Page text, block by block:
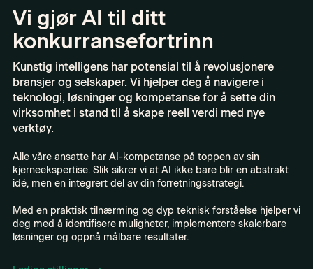
Vi gjør AI til ditt
konkurransefortrinn
Kunstig intelligens har potensial til å revolusjonere
bransjer og selskaper. Vi hjelper deg å navigere i
teknologi, løsninger og kompetanse for å sette din
virksomhet i stand til å skape reell verdi med nye
verktøy.
Alle våre ansatte har AI-kompetanse på toppen av sin
kjerneekspertise. Slik sikrer vi at AI ikke bare blir en abstrakt
idé, men en integrert del av din forretningsstrategi.
Med en praktisk tilnærming og dyp teknisk forståelse hjelper vi
deg med å identifisere muligheter, implementere skalerbare
løsninger og oppnå målbare resultater.